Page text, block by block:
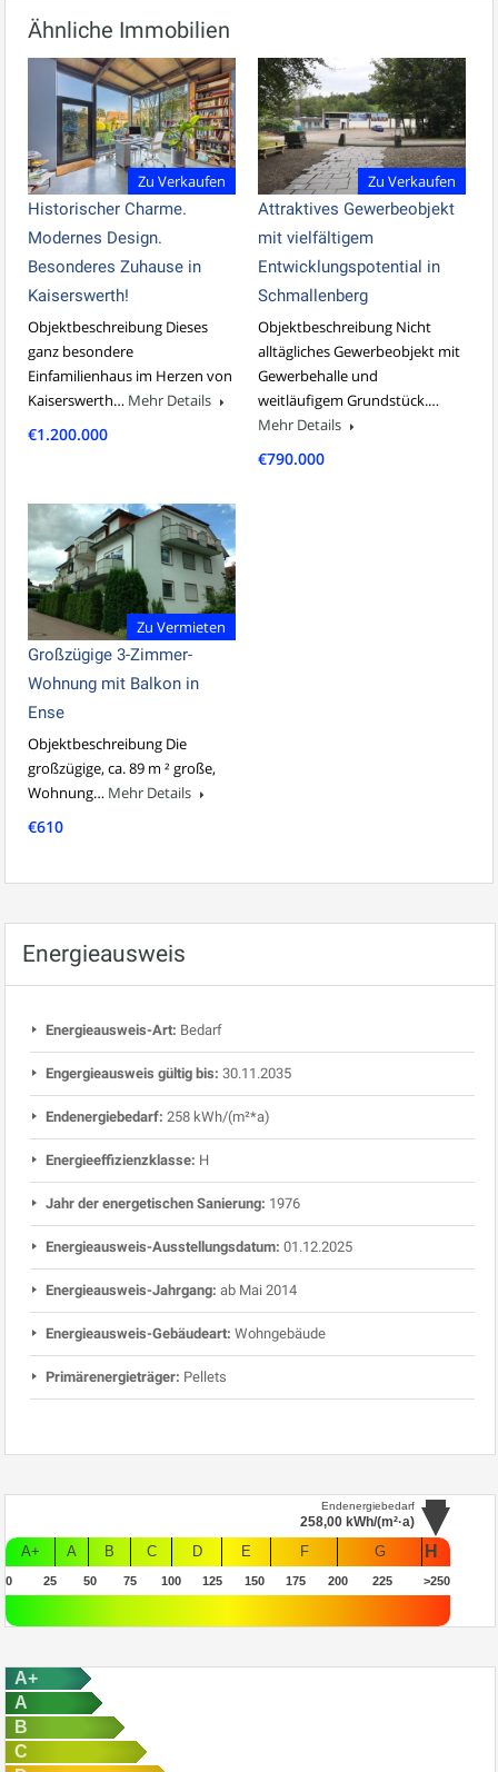
Ähnliche Immobilien
Zu Verkaufen
Historischer Charme.
Modernes Design.
Besonderes Zuhause in
Kaiserswerth!
Objektbeschreibung Dieses
ganz besondere
Einfamilienhaus im Herzen von
Kaiserswerth… Mehr Details
€1.200.000
Zu Verkaufen
Attraktives Gewerbeobjekt
mit vielfältigem
Entwicklungspotential in
Schmallenberg
Objektbeschreibung Nicht
alltägliches Gewerbeobjekt mit
Gewerbehalle und
weitläufigem Grundstück.…
Mehr Details
€790.000
Zu Vermieten
Großzügige 3-Zimmer-
Wohnung mit Balkon in
Ense
Objektbeschreibung Die
großzügige, ca. 89 m ² große,
Wohnung… Mehr Details
€610
Energieausweis
Energieausweis-Art: Bedarf
Engergieausweis gültig bis: 30.11.2035
Endenergiebedarf: 258 kWh/(m²*a)
Energieeffizienzklasse: H
Jahr der energetischen Sanierung: 1976
Energieausweis-Ausstellungsdatum: 01.12.2025
Energieausweis-Jahrgang: ab Mai 2014
Energieausweis-Gebäudeart: Wohngebäude
Primärenergieträger: Pellets
Endenergiebedarf
258,00 kWh/(m²·a)
A+
A B C D E F G H
0 25 50 75 100 125 150 175 200 225 >250
A+
A
B
C